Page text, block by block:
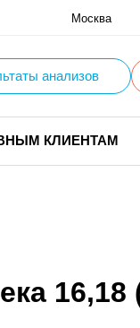
Москва
анализов
КЛИЕНТАМ
16,18